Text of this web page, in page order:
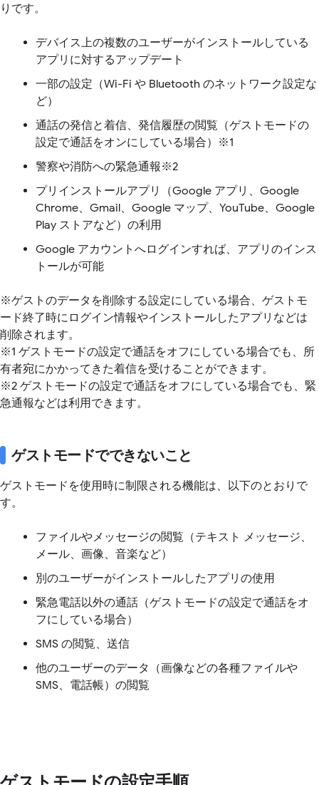
りです。
デバイス上の複数のユーザーがインストールしている
アプリに対するアップデート
一部の設定（Wi-Fi や Bluetooth のネットワーク設定な
ど）
通話の発信と着信、発信履歴の閲覧（ゲストモードの
設定で通話をオンにしている場合）※1
警察や消防への緊急通報※2
プリインストールアプリ（Google アプリ、Google
Chrome、Gmail、Google マップ、YouTube、Google
Play ストアなど）の利用
Google アカウントへログインすれば、アプリのインス
トールが可能
※ゲストのデータを削除する設定にしている場合、ゲストモ
ード終了時にログイン情報やインストールしたアプリなどは
削除されます。
※1 ゲストモードの設定で通話をオフにしている場合でも、所
有者宛にかかってきた着信を受けることができます。
※2 ゲストモードの設定で通話をオフにしている場合でも、緊
急通報などは利用できます。
ゲストモードでできないこと
ゲストモードを使用時に制限される機能は、以下のとおりで
す。
ファイルやメッセージの閲覧（テキスト メッセージ、
メール、画像、音楽など）
別のユーザーがインストールしたアプリの使用
緊急電話以外の通話（ゲストモードの設定で通話をオ
フにしている場合）
SMS の閲覧、送信
他のユーザーのデータ（画像などの各種ファイルや
SMS、電話帳）の閲覧